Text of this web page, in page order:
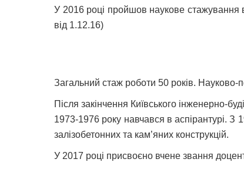
У 2016 році пройшов наукове стажування
від 1.12.16)
Загальний стаж роботи 50 років. Науково-
Після закінчення Київського інженерно-
1973-1976 року навчався в аспірантурі. З
залізобетонних та кам’яних конструкцій.
У 2017 році присвоєно вчене звання